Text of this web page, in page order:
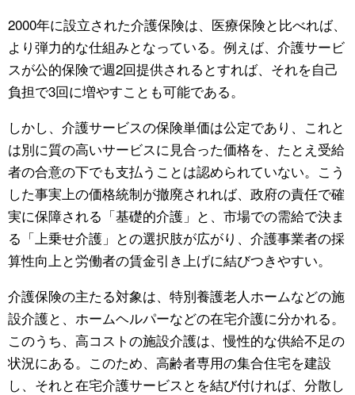
2000年に設立された介護保険は、医療保険と比べれば、
より弾力的な仕組みとなっている。例えば、介護サービ
スが公的保険で週2回提供されるとすれば、それを自己
負担で3回に増やすことも可能である。
しかし、介護サービスの保険単価は公定であり、これと
は別に質の高いサービスに見合った価格を、たとえ受給
者の合意の下でも支払うことは認められていない。こう
した事実上の価格統制が撤廃されれば、政府の責任で確
実に保障される「基礎的介護」と、市場での需給で決ま
る「上乗せ介護」との選択肢が広がり、介護事業者の採
算性向上と労働者の賃金引き上げに結びつきやすい。
介護保険の主たる対象は、特別養護老人ホームなどの施
設介護と、ホームヘルパーなどの在宅介護に分かれる。
このうち、高コストの施設介護は、慢性的な供給不足の
状況にある。このため、高齢者専用の集合住宅を建設
し、それと在宅介護サービスとを結び付ければ、分散し